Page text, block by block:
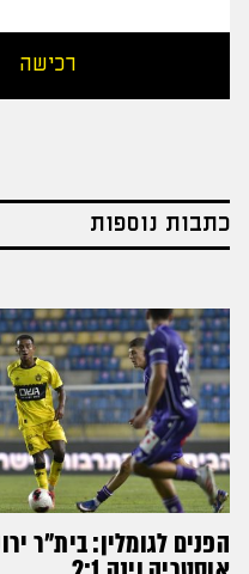
רכישה
כתבות נוספות
הפנים לגומלין: בית״ר